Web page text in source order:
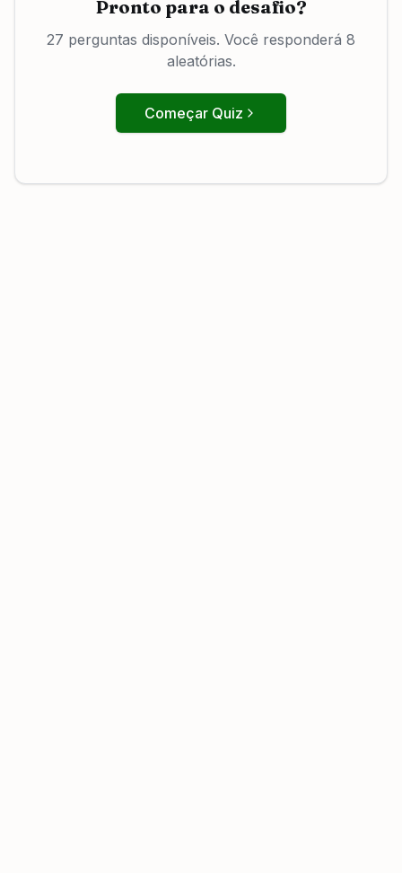
Pronto para o desafio?
27 perguntas disponíveis. Você responderá 8
aleatórias.
Começar Quiz